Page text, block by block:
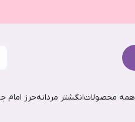
همه محصولاتانگشتر مردانهحرز امام